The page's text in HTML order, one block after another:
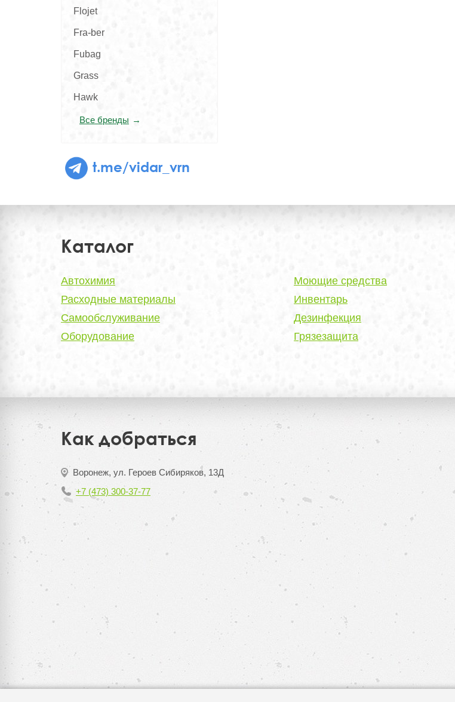
Flojet
Fra-ber
Fubag
Grass
Hawk
Все бренды
t.me/vidar_vrn
Каталог
Автохимия
Расходные материалы
Самообслуживание
Оборудование
Моющие средства
Инвентарь
Дезинфекция
Грязезащита
Как добраться
Воронеж, ул. Героев Сибиряков, 13Д
+7 (473) 300-37-77